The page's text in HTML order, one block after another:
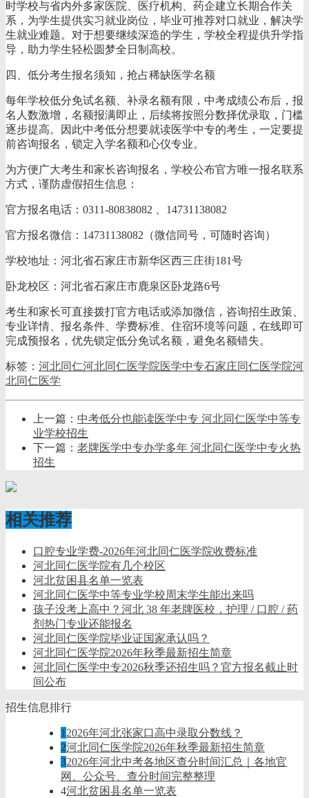
时学校与省内外多家医院、医疗机构、药企建立长期合作关
系，为学生提供实习就业岗位，毕业可推荐对口就业，解决学
生就业难题。对于想要继续深造的学生，学校全程提供升学指
导，助力学生轻松圆梦全日制高校。
四、低分考生报名须知，抢占稀缺医学名额
每年学校低分免试名额、补录名额有限，中考成绩公布后，报
名人数激增，名额报满即止，后续将按照分数择优录取，门槛
逐步提高。因此中考低分想要就读医学中专的考生，一定要提
前咨询报名，锁定入学名额和心仪专业。
为方便广大考生和家长咨询报名，学校公布官方唯一报名联系
方式，谨防虚假招生信息：
官方报名电话：0311-80838082 、14731138082
官方报名微信：14731138082（微信同号，可随时咨询）
学校地址：河北省石家庄市新华区西三庄街181号
卧龙校区：河北省石家庄市鹿泉区卧龙路6号
考生和家长可直接拨打官方电话或添加微信，咨询招生政策、
专业详情、报名条件、学费标准、住宿环境等问题，在线即可
完成预报名，优先锁定低分免试名额，避免名额错失。
标签： 河北同仁河北同仁医学院医学中专石家庄同仁医学院河
北同仁医学
上一篇： 中考低分也能读医学中专 河北同仁医学中等专
业学校招生
下一篇： 老牌医学中专办学多年 河北同仁医学中专火热
招生
相关推荐
口腔专业学费-2026年河北同仁医学院收费标准
河北同仁医学院有几个校区
河北贫困县名单一览表
河北同仁医学中等专业学校周末学生能出来吗
孩子没考上高中？河北 38 年老牌医校，护理 / 口腔 / 药
剂热门专业还能报名
河北同仁医学院毕业证国家承认吗？
河北同仁医学院2026年秋季最新招生简章
河北同仁医学中专2026秋季还招生吗？官方报名截止时
间公布
招生信息排行
1 2026年河北张家口高中录取分数线？
2河北同仁医学院2026年秋季最新招生简章
32026年河北中考各地区查分时间汇总｜各地官
网、公众号、查分时间完整整理
4河北贫困县名单一览表